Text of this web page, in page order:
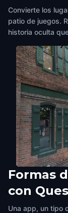
Convierte los
patio de juegos.
historia oculta
The
Snohomish ,
Formas
con
Una app, un tipo